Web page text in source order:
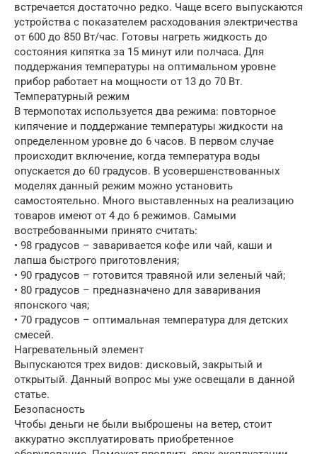
встречается достаточно редко. Чаще всего выпускаются
устройства с показателем расходования электричества
от 600 до 850 Вт/час. Готовы нагреть жидкость до
состояния кипятка за 15 минут или полчаса. Для
поддержания температуры на оптимальном уровне
прибор работает на мощности от 13 до 70 Вт.
Температурный режим
В термопотах используется два режима: повторное
кипячение и поддержание температуры жидкости на
определенном уровне до 6 часов. В первом случае
происходит включение, когда температура воды
опускается до 60 градусов. В усовершенствованных
моделях данный режим можно установить
самостоятельно. Много выставленных на реализацию
товаров имеют от 4 до 6 режимов. Самыми
востребованными принято считать:
• 98 градусов – заваривается кофе или чай, каши и
лапша быстрого приготовления;
• 90 градусов – готовится травяной или зеленый чай;
• 80 градусов – предназначено для заваривания
японского чая;
• 70 градусов – оптимальная температура для детских
смесей.
Нагревательный элемент
Выпускаются трех видов: дисковый, закрытый и
открытый. Данный вопрос мы уже освещали в данной
статье.
Безопасность
Чтобы деньги не были выброшены на ветер, стоит
аккуратно эксплуатировать приобретенное